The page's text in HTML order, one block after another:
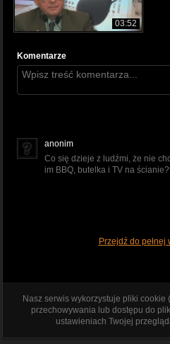
03:52
Komentarze
anonim
Co się dzieje z ludźmi, że nie
im BBQ, butelka i TV na
Przejdź do pełnej
Nasz serwis wykorzystuje pliki cookie
przechowywania lub dostępu do
ustawieniach Twojej